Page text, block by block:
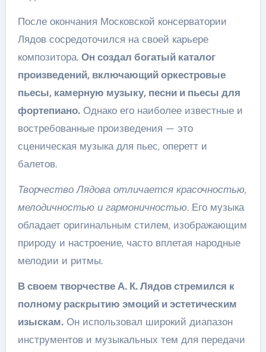
После окончания Московской консерватории
Лядов сосредоточился на своей карьере
композитора. Он создал богатый каталог
произведений, включающий оркестровые
пьесы, камерную музыку, песни и пьесы для
фортепиано.Однако его наиболее известные и
востребованные произведения — это
сценическая музыка для пьес, оперетт и
балетов.
Творчество Лядова отличается красочностью,
мелодичностью и гармоничностью.Его музыка
обладает оригинальным стилем, изображающим
природу и настроение, часто вплетая народные
мелодии и ритмы.
В своем творчестве А. К. Лядов стремился к
полному раскрытию эмоций и эстетическим
изыскам.Он использовал широкий диапазон
инструментов и музыкальных тем для передачи